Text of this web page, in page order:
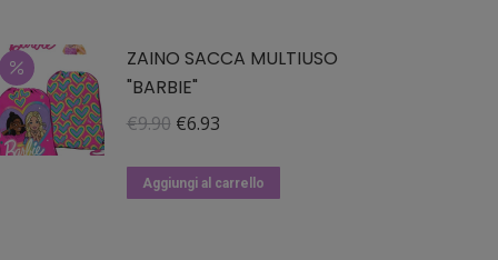
ZAINO SACCA MULTIUSO
"BARBIE"
€9.90 Il
originale
€6.93Il
attuale
Aggiungi al carrello